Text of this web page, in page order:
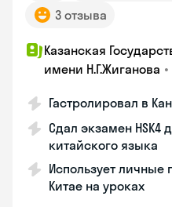
3 отзыва
Казанская
имени Н.Г.Жиганова •
Гастролировал в
Сдал экзамен HSK4
китайского языка
Использует
Китае на уроках